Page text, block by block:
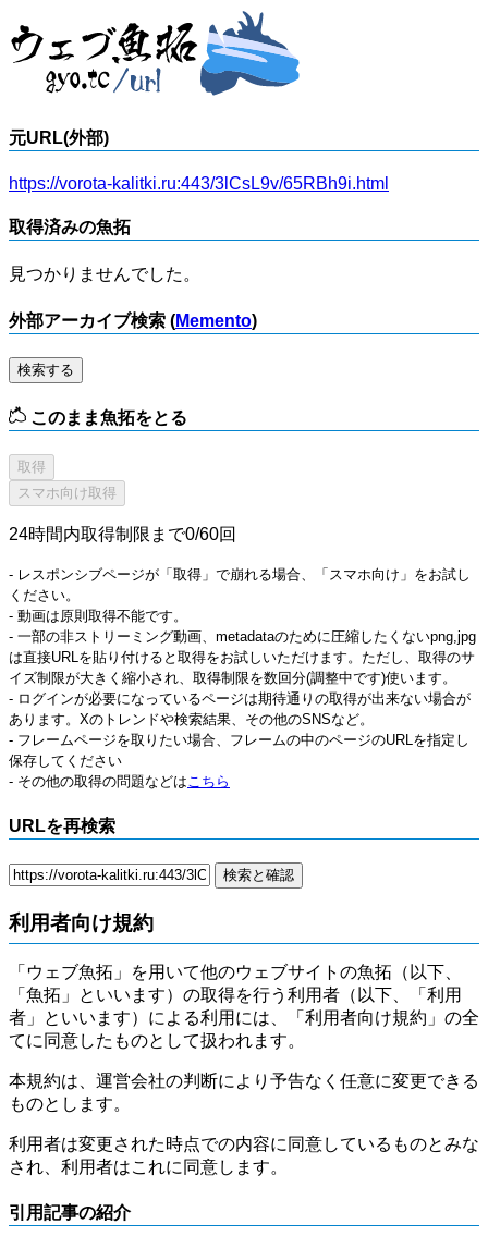
元URL(外部)
https://vorota-kalitki.ru:443/3lCsL9v/65RBh9i.html
取得済みの魚拓
見つかりませんでした。
外部アーカイブ検索 (Memento)
検索する
このまま魚拓をとる
24時間内取得制限まで0/60回
- レスポンシブページが「取得」で崩れる場合、「スマホ向け」をお試し
ください。
- 動画は原則取得不能です。
- 一部の非ストリーミング動画、metadataのために圧縮したくないpng,jpg
は直接URLを貼り付けると取得をお試しいただけます。ただし、取得のサ
イズ制限が大きく縮小され、取得制限を数回分(調整中です)使います。
- ログインが必要になっているページは期待通りの取得が出来ない場合が
あります。Xのトレンドや検索結果、その他のSNSなど。
- フレームページを取りたい場合、フレームの中のページのURLを指定し
保存してください
- その他の取得の問題などはこちら
URLを再検索
利用者向け規約
「ウェブ魚拓」を用いて他のウェブサイトの魚拓（以下、
「魚拓」といいます）の取得を行う利用者（以下、「利用
者」といいます）による利用には、「利用者向け規約」の全
てに同意したものとして扱われます。
本規約は、運営会社の判断により予告なく任意に変更できる
ものとします。
利用者は変更された時点での内容に同意しているものとみな
され、利用者はこれに同意します。
引用記事の紹介